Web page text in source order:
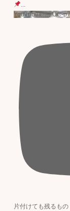
...
YouTube動画 UC-
片付けても残るもの